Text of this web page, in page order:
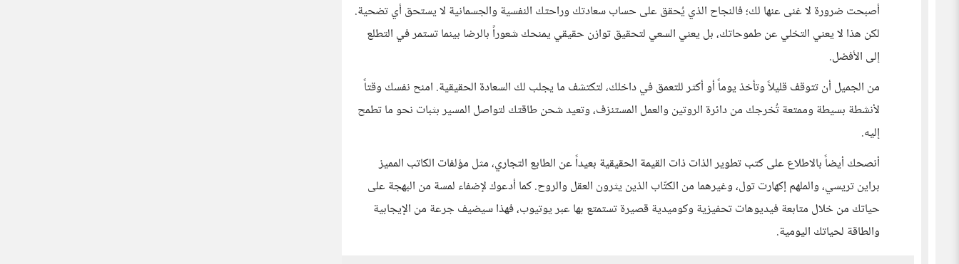
أصبحت ضرورة لا غنى عنها لك؛ فالنجاح الذي يُحقق على حساب سعادتك وراحتك النفسية والجسمانية لا يستحق أي تضحية.
لكن هذا لا يعني التخلي عن طموحاتك، بل يعني السعي لتحقيق توازن حقيقي يمنحك شعوراً بالرضا بينما تستمر في التطلع
إلى الأفضل.
من الجميل أن تتوقف قليلاً وتأخذ يوماً أو أكثر للتعمق في داخلك، لتكتشف ما يجلب لك السعادة الحقيقية. امنح نفسك وقتاً
لأنشطة بسيطة وممتعة تُخرجك من دائرة الروتين والعمل المستنزف، وتعيد شحن طاقتك لتواصل المسير بثبات نحو ما تطمح
إليه.
أنصحك أيضاً بالاطلاع على كتب تطوير الذات ذات القيمة الحقيقية بعيداً عن الطابع التجاري، مثل مؤلفات الكاتب المميز
براين تريسي، والملهم إكهارت تول، وغيرهما من الكتّاب الذين يثرون العقل والروح. كما أدعوك لإضفاء لمسة من البهجة على
حياتك من خلال متابعة فيديوهات تحفيزية وكوميدية قصيرة تستمتع بها عبر يوتيوب، فهذا سيضيف جرعة من الإيجابية
والطاقة لحياتك اليومية.